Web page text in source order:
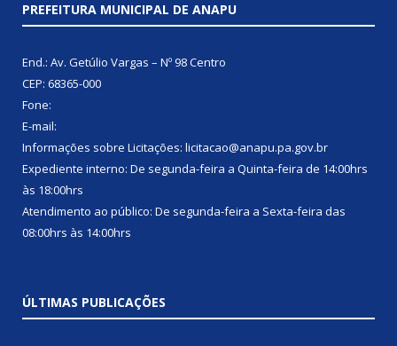
PREFEITURA MUNICIPAL DE ANAPU
End.: Av. Getúlio Vargas – Nº 98 Centro
CEP: 68365-000
Fone:
E-mail:
Informações sobre Licitações: licitacao@anapu.pa.gov.br
Expediente interno: De segunda-feira a Quinta-feira de 14:00hrs
às 18:00hrs
Atendimento ao público: De segunda-feira a Sexta-feira das
08:00hrs às 14:00hrs
ÚLTIMAS PUBLICAÇÕES